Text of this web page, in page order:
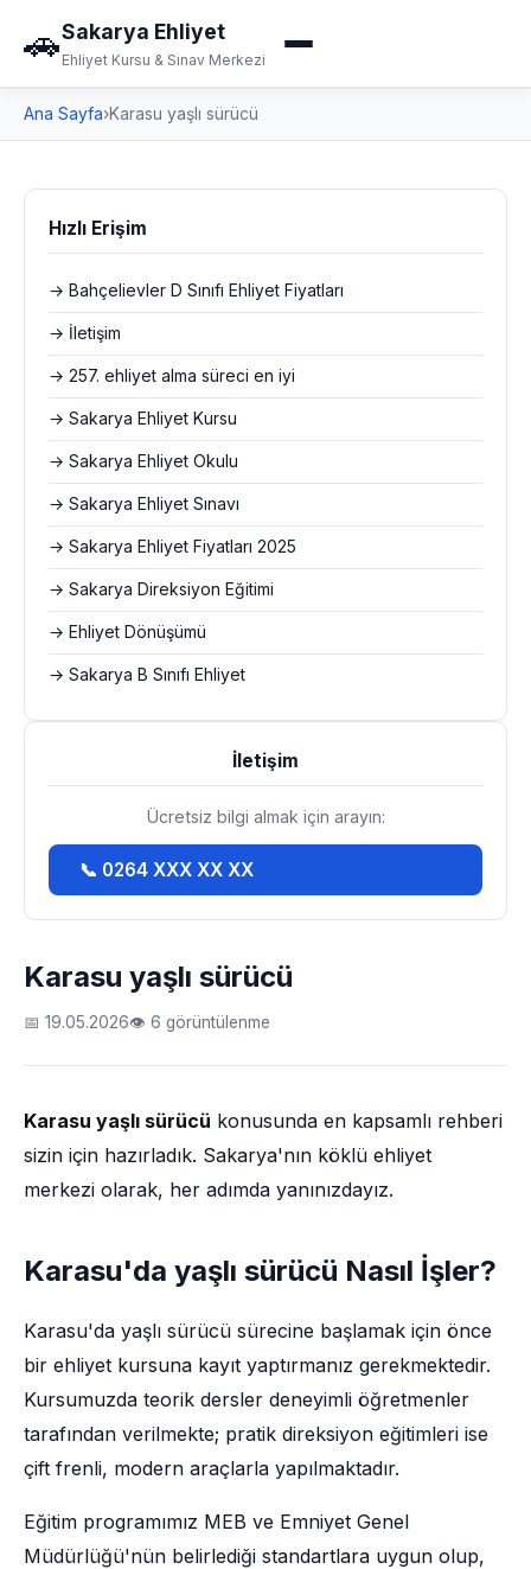
🚗Sakarya Ehliyet
Ehliyet Kursu & Sınav Merkezi
Ana Sayfa›Karasu yaşlı sürücü
Karasu yaşlı sürücü
📅 19.05.2026👁 6 görüntülenme
Karasu yaşlı sürücü konusunda en kapsamlı rehberi
sizin için hazırladık. Sakarya'nın köklü ehliyet
merkezi olarak, her adımda yanınızdayız.
Karasu'da yaşlı sürücü Nasıl İşler?
Karasu'da yaşlı sürücü sürecine başlamak için önce
bir ehliyet kursuna kayıt yaptırmanız gerekmektedir.
Kursumuzda teorik dersler deneyimli öğretmenler
tarafından verilmekte; pratik direksiyon eğitimleri ise
çift frenli, modern araçlarla yapılmaktadır.
Eğitim programımız MEB ve Emniyet Genel
Müdürlüğü'nün belirlediği standartlara uygun olup,
Hızlı Erişim
→ Bahçelievler D Sınıfı Ehliyet Fiyatları
→ İletişim
→ 257. ehliyet alma süreci en iyi
→ Sakarya Ehliyet Kursu
→ Sakarya Ehliyet Okulu
→ Sakarya Ehliyet Sınavı
→ Sakarya Ehliyet Fiyatları 2025
→ Sakarya Direksiyon Eğitimi
→ Ehliyet Dönüşümü
→ Sakarya B Sınıfı Ehliyet
İletişim
Ücretsiz bilgi almak için arayın:
📞 0264 XXX XX XX